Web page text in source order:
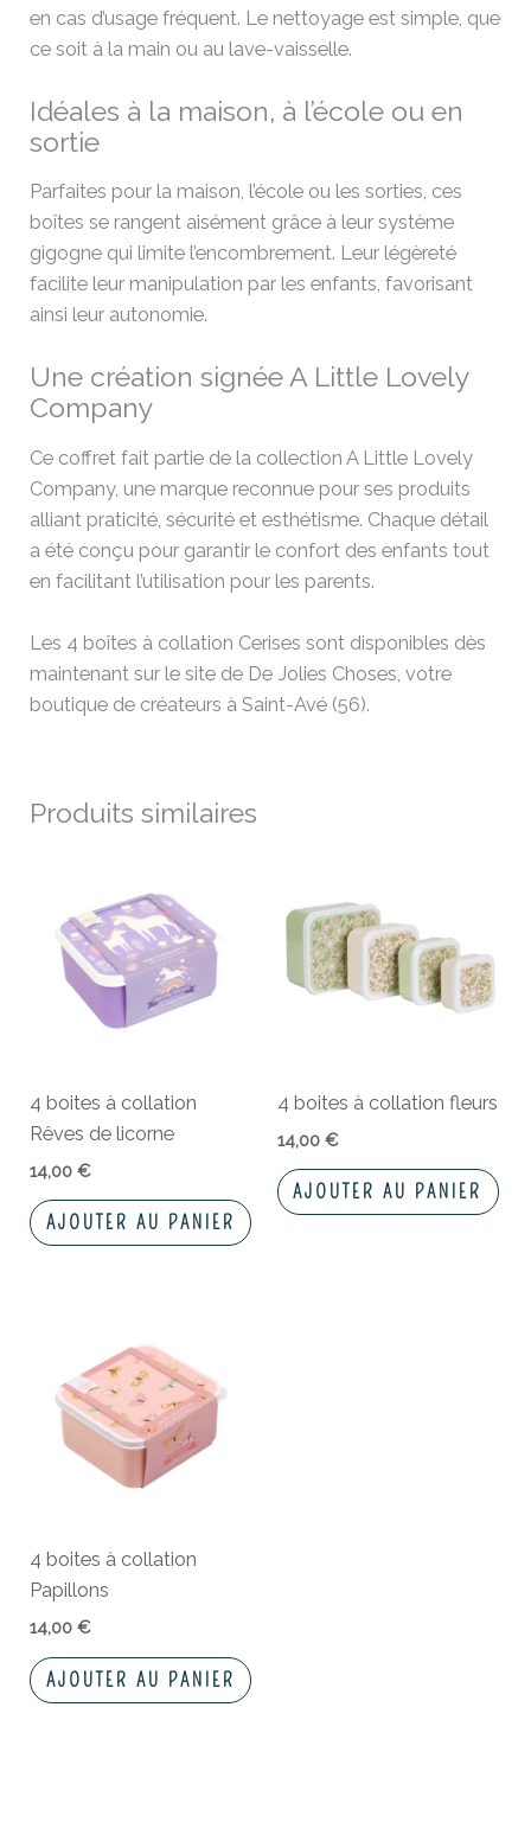
en cas d’usage fréquent. Le nettoyage est simple, que
ce soit à la main ou au lave-vaisselle.
Idéales à la maison, à l’école ou en
sortie
Parfaites pour la maison, l’école ou les sorties, ces
boîtes se rangent aisément grâce à leur système
gigogne qui limite l’encombrement. Leur légèreté
facilite leur manipulation par les enfants, favorisant
ainsi leur autonomie.
Une création signée A Little Lovely
Company
Ce coffret fait partie de la collection A Little Lovely
Company, une marque reconnue pour ses produits
alliant praticité, sécurité et esthétisme. Chaque détail
a été conçu pour garantir le confort des enfants tout
en facilitant l’utilisation pour les parents.
Les 4 boîtes à collation Cerises sont disponibles dès
maintenant sur le site de De Jolies Choses, votre
boutique de créateurs à Saint-Avé (56).
Produits similaires
4 boites à collation
Rêves de licorne
14,00€
AJOUTER AU PANIER
4 boites à collation fleurs
14,00 €
AJOUTER AU PANIER
4 boites à collation
Papillons
14,00€
AJOUTER AU PANIER